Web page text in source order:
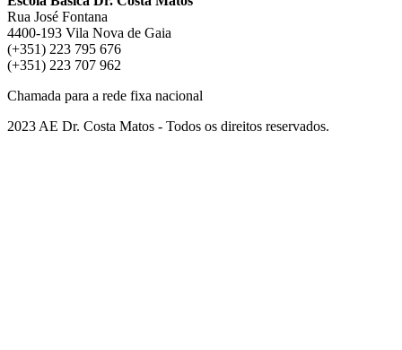
Rua José Fontana
4400-193 Vila Nova de Gaia
(+351) 223 795 676
(+351) 223 707 962
Chamada para a rede fixa nacional
2023 AE Dr. Costa Matos - Todos os direitos reservados.